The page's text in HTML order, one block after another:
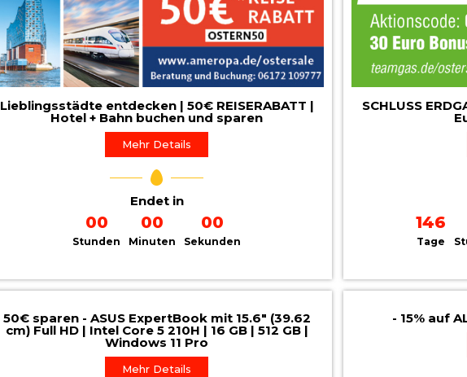
Lieblingsstädte entdecken | 50€ REISERABATT |
Hotel + Bahn buchen und sparen
Mehr Details
Endet in
00
Stunden
00
Minuten
00
Sekunden
SCHLUSS
146
Tage
50€ sparen - ASUS ExpertBook mit 15.6" (39.62
cm) Full HD | Intel Core 5 210H | 16 GB | 512 GB |
Windows 11 Pro
Mehr Details
- 15% auf